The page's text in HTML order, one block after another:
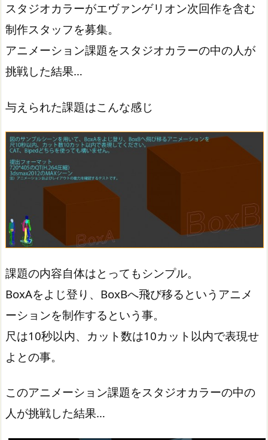
スタジオカラーがエヴァンゲリオン次回作を含む
制作スタッフを募集。
アニメーション課題をスタジオカラーの中の人が
挑戦した結果…
与えられた課題はこんな感じ
課題の内容自体はとってもシンプル。
BoxAをよじ登り、BoxBへ飛び移るというアニメ
ーションを制作するという事。
尺は10秒以内、カット数は10カット以内で表現せ
よとの事。
このアニメーション課題をスタジオカラーの中の
人が挑戦した結果…